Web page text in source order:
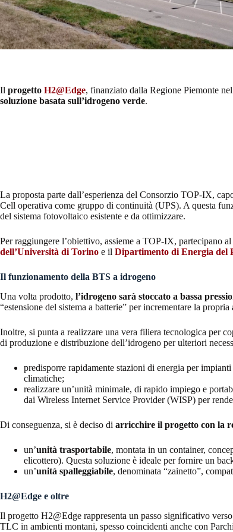
Il progetto H2@Edge, finanziato dalla Regione Piemonte
soluzione basata sull’idrogeno verde.
La proposta parte dall’esperienza del Consorzio TOP-IX,
Cell operativa come gruppo di continuità (UPS). A questa
del sistema fotovoltaico esistente e da ottimizzare.
Per raggiungere l’obiettivo, assieme a TOP-IX, partecipano
dell’Università di Torino e il Dipartimento di Energia del
Il funzionamento della BTS a idrogeno
Una volta prodotto, l’idrogeno sarà stoccato a bassa
“estensione del sistema a batterie” per incrementare la
Inoltre, si punta a realizzare una vera filiera tecnologica per
di produzione e distribuzione dell’idrogeno per ulteriori
predisporre rapidamente stazioni di energia per
climatiche;
realizzare un’unità minimale, di rapido impiego e
dai Wireless Internet Service Provider (WISP) per
Di conseguenza, si è deciso di arricchire il progetto con la
un’unità trasportabile, montata in un container,
elicottero). Questa soluzione è ideale per fornire un
un’unità spalleggiabile, denominata “zainetto”,
H2@Edge e oltre
Il progetto H2@Edge rappresenta un passo significativo
TLC in ambienti montani, spesso coincidenti anche con